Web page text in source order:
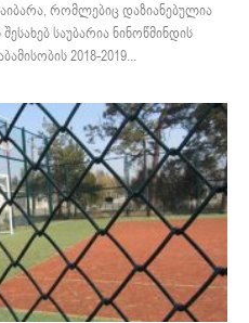
რომლებიც დაზიანებულია
საუბარია ნინოწმინდის
2018-2019...